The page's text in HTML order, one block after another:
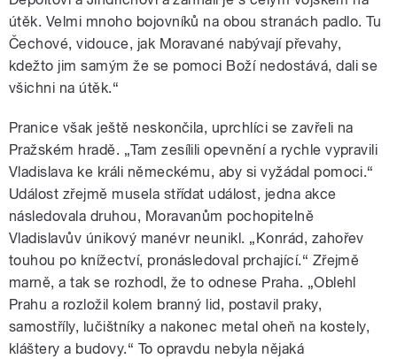
útěk. Velmi mnoho bojovníků na obou stranách padlo. Tu
Čechové, vidouce, jak Moravané nabývají převahy,
kdežto jim samým že se pomoci Boží nedostává, dali se
všichni na útěk.“
Pranice však ještě neskončila, uprchlíci se zavřeli na
Pražském hradě. „Tam zesílili opevnění a rychle vypravili
Vladislava ke králi německému, aby si vyžádal pomoci.“
Událost zřejmě musela střídat událost, jedna akce
následovala druhou, Moravanům pochopitelně
Vladislavův únikový manévr neunikl. „Konrád, zahořev
touhou po knížectví, pronásledoval prchající.“ Zřejmě
marně, a tak se rozhodl, že to odnese Praha. „Oblehl
Prahu a rozložil kolem branný lid, postavil praky,
samostříly, lučištníky a nakonec metal oheň na kostely,
kláštery a budovy.“ To opravdu nebyla nějaká